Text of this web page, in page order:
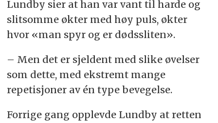
Lundby sier at han var vant til harde og
slitsomme økter med høy puls, økter
hvor «man spyr og er dødssliten».
– Men det er sjeldent med slike øvelser
som dette, med ekstremt mange
repetisjoner av én type bevegelse.
Forrige gang opplevde Lundby at retten